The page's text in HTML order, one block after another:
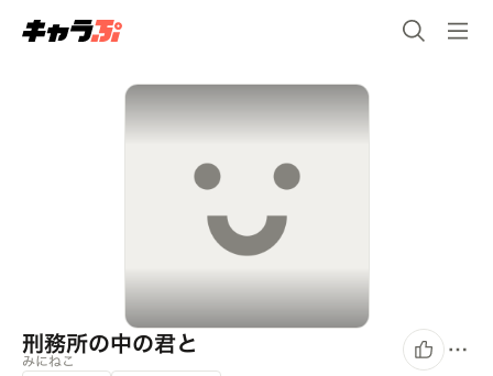
刑務所の中の君と
みにねこ